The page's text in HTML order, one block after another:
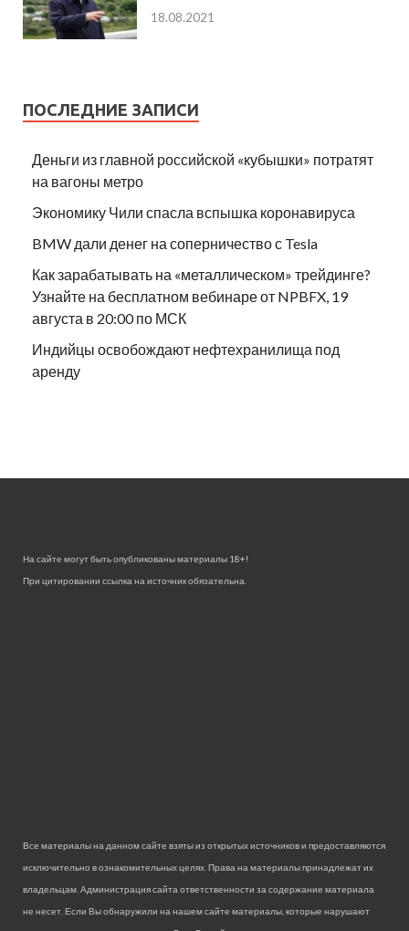
18.08.2021
ПОСЛЕДНИЕ ЗАПИСИ
Деньги из главной российской «кубышки» потратят
на вагоны метро
Экономику Чили спасла вспышка коронавируса
BMW дали денег на соперничество с Tesla
Как зарабатывать на «металлическом» трейдинге?
Узнайте на бесплатном вебинаре от NPBFX, 19
августа в 20:00 по МСК
Индийцы освобождают нефтехранилища под
аренду
На сайте могут быть опубликованы материалы 18+!
При цитировании ссылка на источник обязательна.
Все материалы на данном сайте взяты из открытых источников и предоставляются
исключительно в ознакомительных целях. Права на материалы принадлежат их
владельцам. Администрация сайта ответственности за содержание материала
не несет. Если Вы обнаружили на нашем сайте материалы, которые нарушают